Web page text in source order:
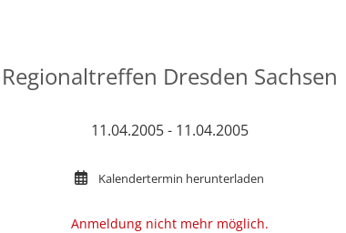
Regionaltreffen Dresden Sachsen
11.04.2005 - 11.04.2005
Kalendertermin herunterladen
Anmeldung nicht mehr möglich.